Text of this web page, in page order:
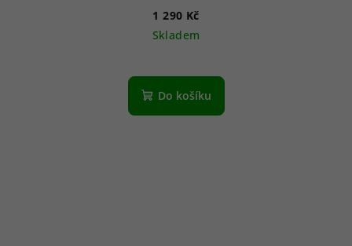
1 290 Kč
Skladem
Do košíku